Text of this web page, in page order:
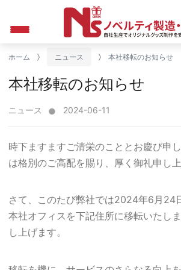
ホーム ニュース 本社移転のお知らせ
本社移転のお知らせ
ニュース 2024-06-11
時下ますますご清栄のこととお慶び申
は格別のご高配を賜り、厚く御礼申し上
さて、このたび弊社では2024年6月24
本社オフィスを下記住所に移転いたし
し上げます。